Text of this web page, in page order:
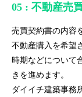
05 : 不動産売
売買契約書の内容
不動産購入を希望
時期などについて
きを進めます。
ダイイチ建築事務